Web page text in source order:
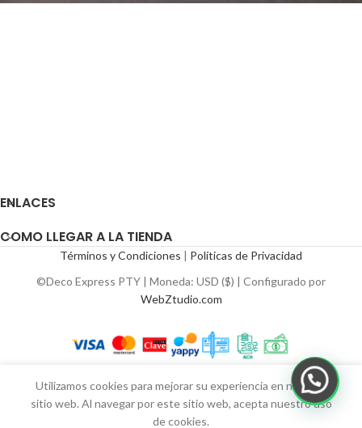
ENLACES
COMO LLEGAR A LA TIENDA
Términos y Condiciones | Políticas de Privacidad
©Deco Express PTY | Moneda: USD ($) | Configurado por
WebZtudio.com
Utilizamos cookies para mejorar su experiencia en nuestro
sitio web. Al navegar por este sitio web, acepta nuestro uso
de cookies.